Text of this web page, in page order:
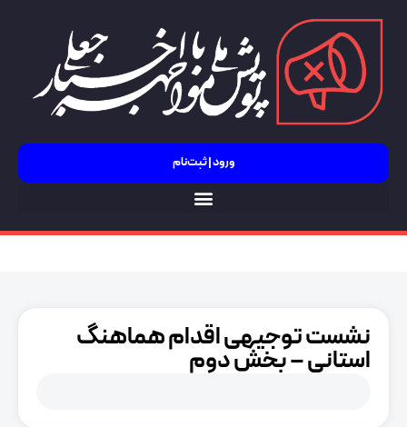
ورود | ثبت‌نام
نشست توجیهی اقدام هماهنگ
استانی – بخش دوم